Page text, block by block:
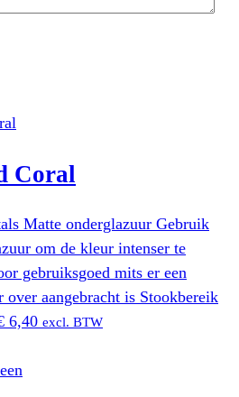
Coral
Matte onderglazuur Gebruik
om de kleur intenser te
gebruiksgoed mits er een
over aangebracht is Stookbereik
6,40 excl. BTW